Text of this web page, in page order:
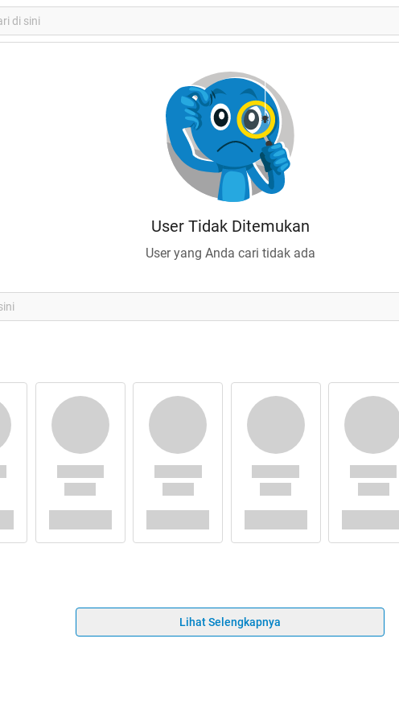
User Tidak Ditemukan
User yang Anda cari tidak ada
Lihat Selengkapnya